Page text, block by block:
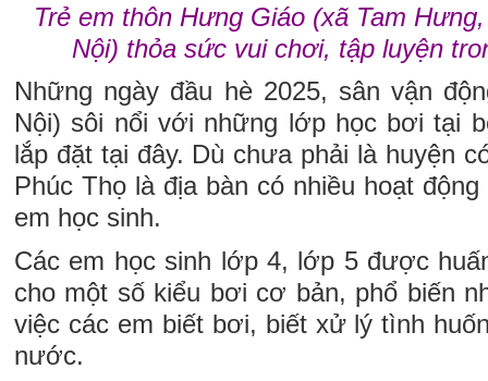
Trẻ em thôn Hưng Giáo (xã Tam
Nội) thỏa sức vui chơi, tập luyện
Những ngày đầu hè 2025, sân vận
Nội) sôi nổi với những lớp học bơi tại
lắp đặt tại đây. Dù chưa phải là huyện
Phúc Thọ là địa bàn có nhiều hoạt
em học sinh.
Các em học sinh lớp 4, lớp 5 được
cho một số kiểu bơi cơ bản, phổ biến
việc các em biết bơi, biết xử lý tình
nước.